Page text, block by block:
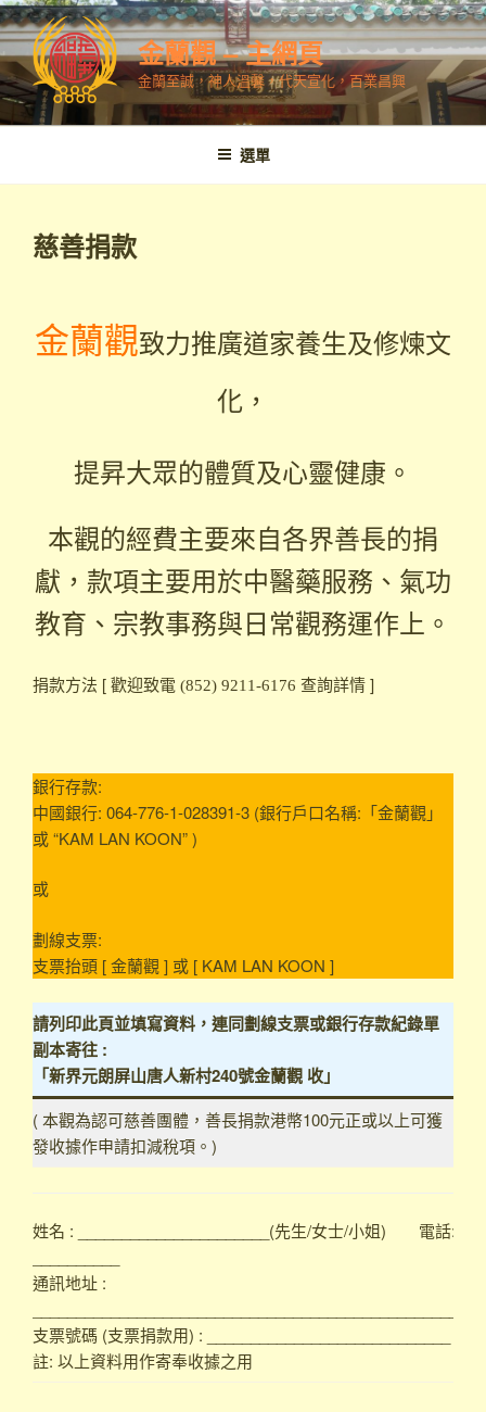
跳
至
內
容
金蘭觀 – 主網頁
金蘭至誠，神人溫馨，代天宣化，百業昌興
選單
慈善捐款
金蘭觀致力推廣道家養生及修煉文
化，
提昇大眾的體質及心靈健康。
本觀的經費主要來自各界善長的捐
獻，款項主要用於中醫藥服務、氣功
教育、宗教事務與日常觀務運作上。
捐款方法 [ 歡迎致電 (852) 9211-6176 查詢詳情 ]
銀行存款:
中國銀行: 064-776-1-028391-3 (銀行戶口名稱:「金蘭觀」
或 “KAM LAN KOON” )
或
劃線支票:
支票抬頭 [ 金蘭觀 ] 或 [ KAM LAN KOON ]
請列印此頁並填寫資料，連同劃線支票或銀行存款紀錄單
副本寄往 :
「新界元朗屏山唐人新村240號金蘭觀 收」
( 本觀為認可慈善團體，善長捐款港幣100元正或以上可獲
發收據作申請扣減稅項。)
姓名 : ______________________(先生/女士/小姐) 電話:
通訊地址 :
支票號碼 (支票捐款用) : ____________________________
註: 以上資料用作寄奉收據之用